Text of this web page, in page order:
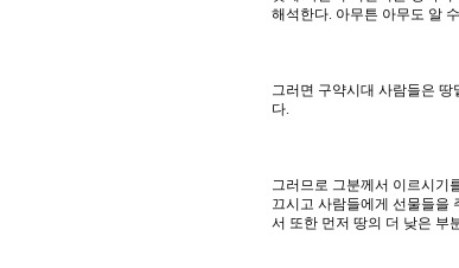
해석한다. 아무튼 아무도 알
그러면 구약시대 사람들은
다.
그러므로 그분께서 이르시기
끄시고 사람들에게 선물들을
서 또한 먼저 땅의 더 낮은 부